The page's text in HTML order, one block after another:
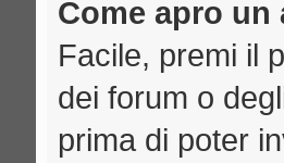
Come apro
Facile, premi il
dei forum o
prima di poter